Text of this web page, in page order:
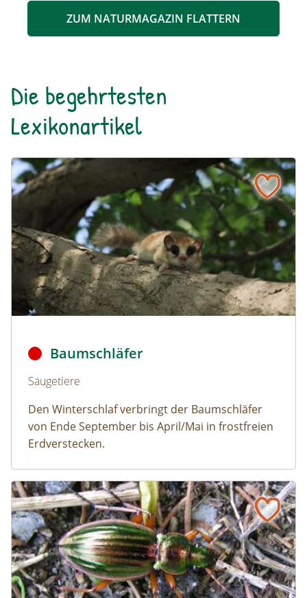
ZUM NATURMAGAZIN FLATTERN
Die begehrtesten
Lexikonartikel
Baumschläfer
Naturlexikon: Baumschläfer
Naturlexikon: Baumschläfer
Baumschläfer
Säugetiere
Den Winterschlaf verbringt der Baumschläfer
von Ende September bis April/Mai in frostfreien
Erdverstecken.
Goldlaufkäfer
Naturlexikon: Goldlaufkäfer